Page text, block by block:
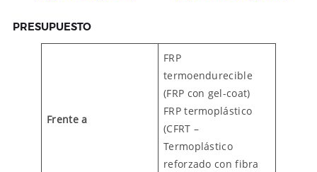
PRESUPUESTO
Frente a
FRP
termoendurecible
(FRP con gel-coat)
FRP termoplástico
(CFRT –
Termoplástico
reforzado con fibra